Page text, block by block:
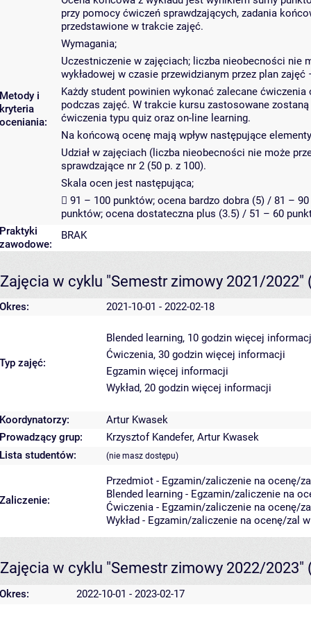
Metody i
kryteria
oceniania:
przy pomocy ćwiczeń sprawdzających, zadania
przedstawione w trakcie zajęć.
Wymagania;
Uczestniczenie w zajęciach; liczba nieobecności nie
wykładowej w czasie przewidzianym przez plan zajęć
Każdy student powinien wykonać zalecane
podczas zajęć. W trakcie kursu zastosowane
ćwiczenia typu quiz oraz on-line learning.
Na końcową ocenę mają wpływ następujące
Udział w zajęciach (liczba nieobecności nie może
sprawdzające nr 2 (50 p. z 100).
Skala ocen jest następująca;
 91 – 100 punktów; ocena bardzo dobra (5) / 81 –
punktów; ocena dostateczna plus (3.5) / 51 – 60
Praktyki
zawodowe:
BRAK
Zajęcia w cyklu "Semestr zimowy 2021/2022"
Okres: 2021-10-01 - 2022-02-18
Typ zajęć:
Blended learning, 10 godzin więcej
Ćwiczenia, 30 godzin więcej informacji
Egzamin więcej informacji
Wykład, 20 godzin więcej informacji
Koordynatorzy:
Artur Kwasek
Prowadzący grup:
Krzysztof Kandefer, Artur Kwasek
Lista studentów:
(nie masz dostępu)
Zaliczenie:
Przedmiot - Egzamin/zaliczenie na ocenę/
Blended learning - Egzamin/zaliczenie na
Ćwiczenia - Egzamin/zaliczenie na ocenę/
Wykład - Egzamin/zaliczenie na ocenę/zal
Zajęcia w cyklu "Semestr zimowy 2022/2023"
Okres: 2022-10-01 - 2023-02-17